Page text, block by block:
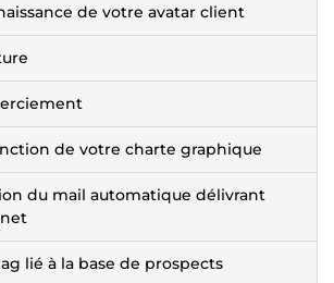
de votre avatar client
de votre charte graphique
du mail automatique délivrant
lié à la base de prospects